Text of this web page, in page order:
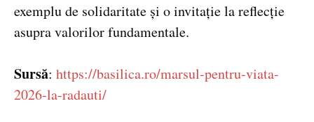
exemplu de solidaritate și o invitație la reflecție
asupra valorilor fundamentale.
Sursă: https://basilica.ro/marsul-pentru-viata-
2026-la-radauti/